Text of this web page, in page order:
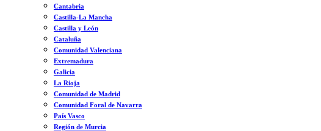
Cantabria
Castilla-La Mancha
Castilla y León
Cataluña
Comunidad Valenciana
Extremadura
Galicia
La Rioja
Comunidad de Madrid
Comunidad Foral de Navarra
País Vasco
Región de Murcia